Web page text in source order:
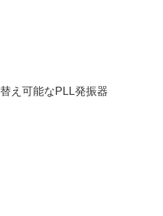
え可能なPLL発振器